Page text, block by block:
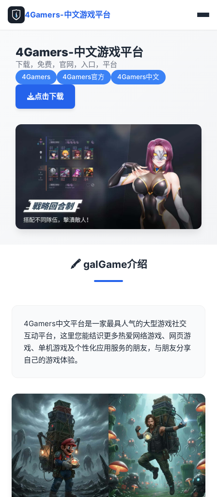
4Gamers-中文游戏平台
4Gamers-中文游戏平台
下载，免费，官网，入口，平台
4Gamers 4Gamers官方 4Gamers中文
点击下载
🖍️ galGame介绍
4Gamers中文平台是一家最具人气的大型游戏社交
互动平台，这里您能结识更多热爱网络游戏、网页游
戏、单机游戏及个性化应用服务的朋友，与朋友分享
自己的游戏体验。